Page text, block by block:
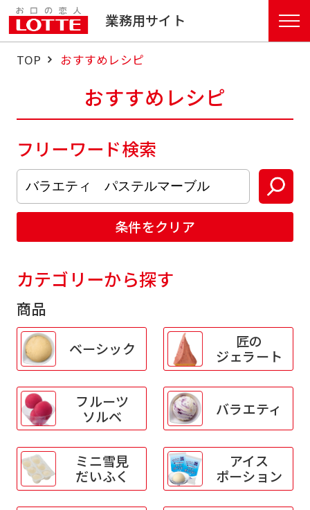
業務用サイト
TOP おすすめレシピ
おすすめレシピ
カテゴリーから探す
商品
ベーシック 匠の
ジェラート
フルーツ
ソルベ バラエティ
ミニ雪見
だいふく
アイス
ポーション
フリーワード検索
条件をクリア